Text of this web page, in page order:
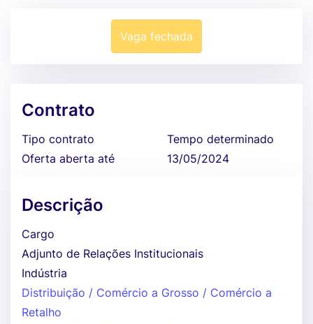
Vaga fechada
Contrato
Tipo contrato
Tempo determinado
Oferta aberta até
13/05/2024
Descrição
Cargo
Adjunto de Relações Institucionais
Indústria
Distribuição / Comércio a Grosso / Comércio a
Retalho